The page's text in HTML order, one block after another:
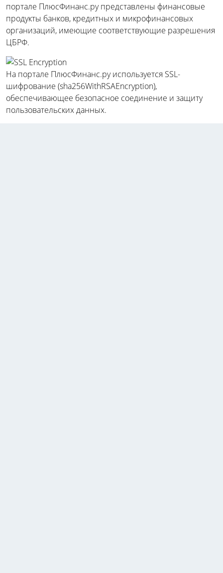
портале ПлюсФинанс.ру представлены финансовые
продукты банков, кредитных и микрофинансовых
организаций, имеющие соответствующие разрешения
ЦБРФ.
На портале ПлюсФинанс.ру используется SSL-
шифрование (sha256WithRSAEncryption),
обеспечивающее безопасное соединение и защиту
пользовательских данных.